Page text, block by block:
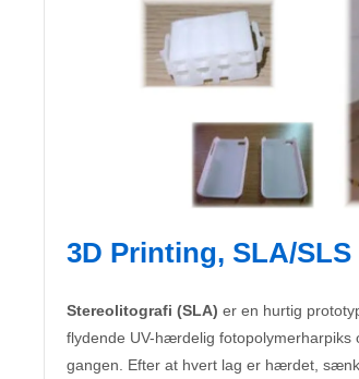
3D Printing, SLA/
Stereolitografi (SLA) er en hurtig
flydende UV-hærdelig fotopolymerharpiks
gangen. Efter at hvert lag er hærdet,